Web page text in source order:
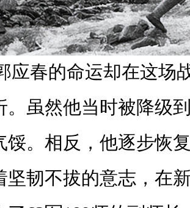
应春的命运却在这场
。虽然他当时被降级
馁。相反，他逐步恢
坚韧不拔的意志，在